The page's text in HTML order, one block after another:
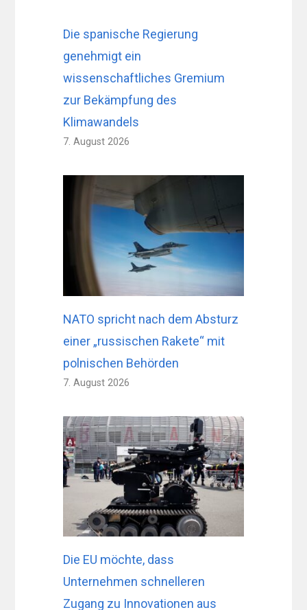
Die spanische Regierung
genehmigt ein
wissenschaftliches Gremium
zur Bekämpfung des
Klimawandels
7. August 2026
NATO spricht nach dem Absturz
einer „russischen Rakete“ mit
polnischen Behörden
7. August 2026
Die EU möchte, dass
Unternehmen schnelleren
Zugang zu Innovationen aus